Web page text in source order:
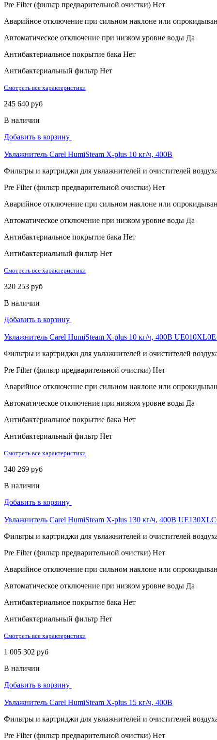
Pre Filter (фильтр предварительной очистки) Нет
Аварийное отключение при сильном наклоне или
Автоматическое отключение при низком уровне воды Да
Антибактериальное покрытие бака Нет
Антибактериальный фильтр Нет
Смотреть все характеристики
245 640 руб
В наличии
Добавить в корзину
Увлажнитель Carel HumiSteam X-plus 10 кг/ч, 400В
Фильтры и картриджи для увлажнителей и очистителей
Pre Filter (фильтр предварительной очистки) Нет
Аварийное отключение при сильном наклоне или
Автоматическое отключение при низком уровне воды Да
Антибактериальное покрытие бака Нет
Антибактериальный фильтр Нет
Смотреть все характеристики
320 253 руб
В наличии
Добавить в корзину
Увлажнитель Carel HumiSteam X-plus 10 кг/ч, 400В
Фильтры и картриджи для увлажнителей и очистителей
Pre Filter (фильтр предварительной очистки) Нет
Аварийное отключение при сильном наклоне или
Автоматическое отключение при низком уровне воды Да
Антибактериальное покрытие бака Нет
Антибактериальный фильтр Нет
Смотреть все характеристики
340 269 руб
В наличии
Добавить в корзину
Увлажнитель Carel HumiSteam X-plus 130 кг/ч, 400В
Фильтры и картриджи для увлажнителей и очистителей
Pre Filter (фильтр предварительной очистки) Нет
Аварийное отключение при сильном наклоне или
Автоматическое отключение при низком уровне воды Да
Антибактериальное покрытие бака Нет
Антибактериальный фильтр Нет
Смотреть все характеристики
1 005 302 руб
В наличии
Добавить в корзину
Увлажнитель Carel HumiSteam X-plus 15 кг/ч, 400В
Фильтры и картриджи для увлажнителей и очистителей
Pre Filter (фильтр предварительной очистки) Нет